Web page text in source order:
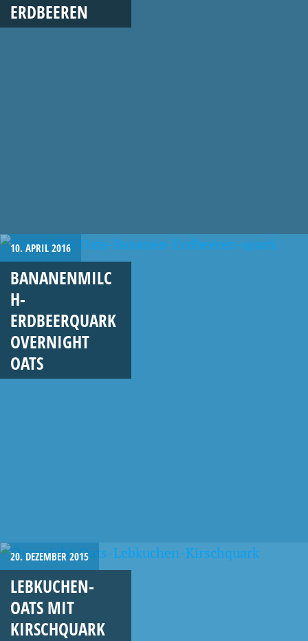
ERDBEEREN
10. APRIL 2016
BANANENMILC
H-
ERDBEERQUARK
OVERNIGHT
OATS
20. DEZEMBER 2015
LEBKUCHEN-
OATS MIT
KIRSCHQUARK